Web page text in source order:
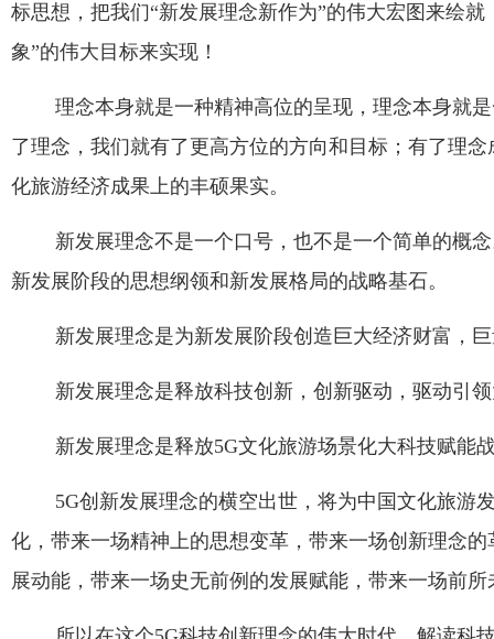
标思想，把我们“新发展理念新作为”的伟大宏图来绘
象”的伟大目标来实现！
理念本身就是一种精神高位的呈现，理念本身就
了理念，我们就有了更高方位的方向和目标；有了理
化旅游经济成果上的丰硕果实。
新发展理念不是一个口号，也不是一个简单的概
新发展阶段的思想纲领和新发展格局的战略基石。
新发展理念是为新发展阶段创造巨大经济财富，
新发展理念是释放科技创新，创新驱动，驱动引
新发展理念是释放5G文化旅游场景化大科技赋能
5G创新发展理念的横空出世，将为中国文化旅游
化，带来一场精神上的思想变革，带来一场创新理念
展动能，带来一场史无前例的发展赋能，带来一场前